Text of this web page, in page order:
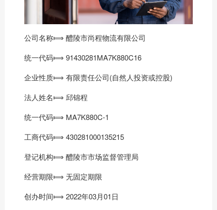
公司名称⟾ 醴陵市尚程物流有限公司
统一代码⟾ 91430281MA7K880C16
企业性质⟾ 有限责任公司(自然人投资或控股)
法人姓名⟾ 邱锦程
统一代码⟾ MA7K880C-1
工商代码⟾ 430281000135215
登记机构⟾ 醴陵市市场监督管理局
经营期限⟾ 无固定期限
创办时间⟾ 2022年03月01日